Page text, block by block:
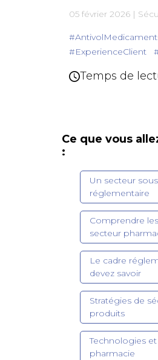
05 février 2026 |
#ExperienceClient
Temps de
Ce que vous
:
Un secteur
réglementaire
Comprendre
secteur
Le cadre
devez savoir
Stratégies de
produits
Technologies
pharmacie